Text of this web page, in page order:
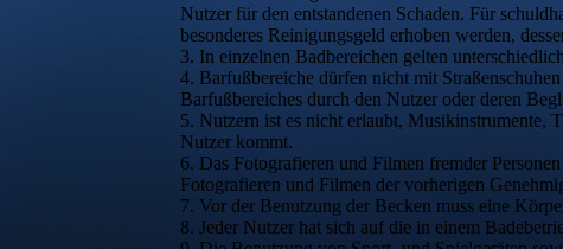
Nutzer für den entstandenen Schaden. Für
besonderes Reinigungsgeld erhoben werden,
3. In einzelnen Badbereichen gelten
4. Barfußbereiche dürfen nicht mit
Barfußbereiches durch den Nutzer oder deren
5. Nutzern ist es nicht erlaubt, Musikinstrumente,
Nutzer kommt.
6. Das Fotografieren und Filmen fremder
Fotografieren und Filmen der vorherigen
7. Vor der Benutzung der Becken muss eine
8. Jeder Nutzer hat sich auf die in einem